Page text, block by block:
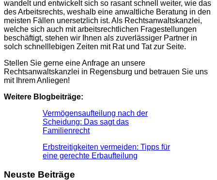
wandelt und entwickelt sich so rasant schnell weiter, wie das
des Arbeitsrechts, weshalb eine anwaltliche Beratung in den
meisten Fällen unersetzlich ist. Als Rechtsanwaltskanzlei,
welche sich auch mit arbeitsrechtlichen Fragestellungen
beschäftigt, stehen wir Ihnen als zuverlässiger Partner in
solch schnelllebigen Zeiten mit Rat und Tat zur Seite.
Stellen Sie gerne eine Anfrage an unsere
Rechtsanwaltskanzlei in Regensburg und betrauen Sie uns
mit Ihrem Anliegen!
Weitere Blogbeiträge:
Vermögensaufteilung nach der
Scheidung: Das sagt das
Familienrecht
Erbstreitigkeiten vermeiden: Tipps für
eine gerechte Erbaufteilung
Neuste Beiträge